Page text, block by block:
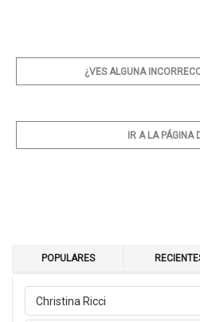
¿VES ALGUNA
IR A LA PÁGINA
POPULARES
Christina Ricci